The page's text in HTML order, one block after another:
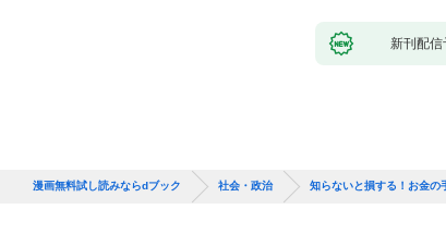
新刊配信
漫画無料試し読みならdブック 社会・政治 知らないと損する！お金